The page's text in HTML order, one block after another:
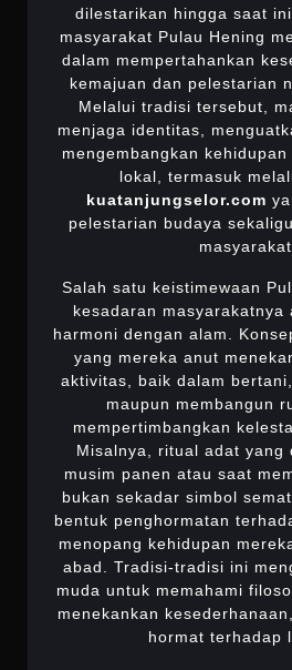
dilestarikan hingga saat
masyarakat Pulau Hening
dalam mempertahankan
kemajuan dan pelestarian
Melalui tradisi tersebut,
menjaga identitas,
mengembangkan
lokal, termasuk
kuatanjungselor.com
pelestarian budaya
masyarakat.
Salah satu keistimewaan
kesadaran masyarakatnya
harmoni dengan alam.
yang mereka anut
aktivitas, baik dalam
maupun membangun
mempertimbangkan
Misalnya, ritual adat yang
musim panen atau saat
bukan sekadar simbol
bentuk penghormatan
menopang kehidupan
abad. Tradisi-tradisi ini
muda untuk memahami
menekankan
hormat terhadap